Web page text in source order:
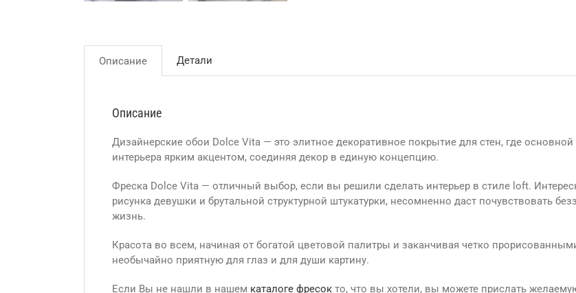
Описание Детали
Описание
Дизайнерские обои Dolce Vita — это элитное декоративное покрытие для стен, где
интерьера ярким акцентом, соединяя декор в единую концепцию.
Фреска Dolce Vita — отличный выбор, если вы решили сделать интерьер в стиле loft.
рисунка девушки и брутальной структурной штукатурки, несомненно даст почувствовать
жизнь.
Красота во всем, начиная от богатой цветовой палитры и заканчивая четко
необычайно приятную для глаз и для души картину.
Если Вы не нашли в нашем каталоге фресок то, что вы хотели, вы можете прислать